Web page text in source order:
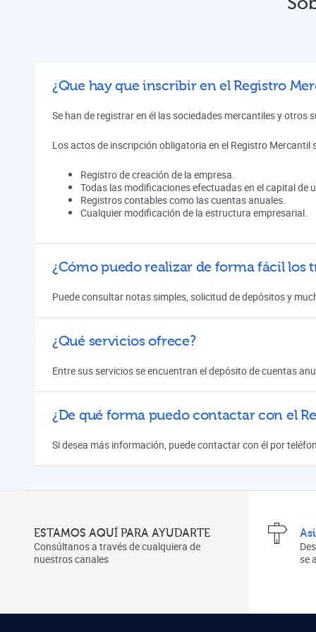
¿Que hay que inscribir en el Registro
Se han de registrar en él las sociedades mercantiles y
Los actos de inscripción obligatoria en el Registro Mercantil
Registro de creación de la empresa.
Todas las modificaciones efectuadas en el capital de
Registros contables como las cuentas anuales.
Cualquier modificación de la estructura empresarial.
¿Cómo puedo realizar de forma fácil los
Puede consultar notas simples, solicitud de depósitos y
¿Qué servicios ofrece?
Entre sus servicios se encuentran el depósito de cuentas
¿De qué forma puedo contactar con el
Si desea más información, puede contactar con él por
ESTAMOS AQUÍ PARA AYUDARTE
Consúltanos a través de cualquiera de
nuestros canales
se